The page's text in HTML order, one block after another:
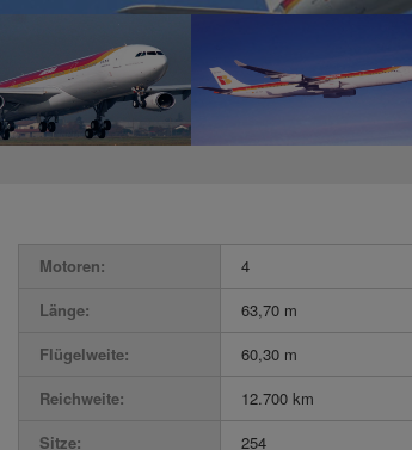
Motoren: 4
Länge:
63,70 m
Flügelweite:
60,30 m
Reichweite:
12.700 km
Sitze:
254